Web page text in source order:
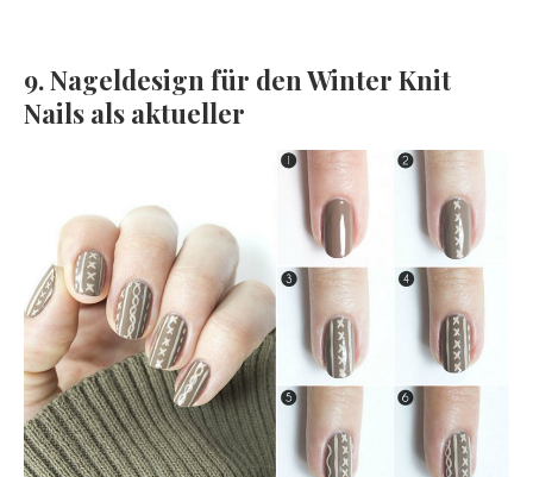
9. Nageldesign für den Winter Knit
Nails als aktueller